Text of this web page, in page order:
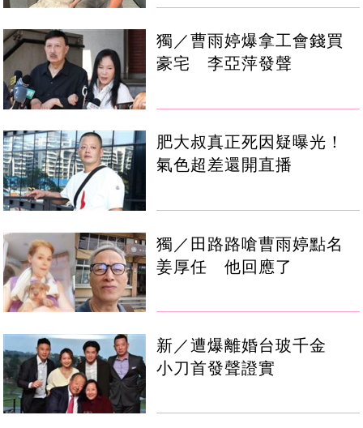
獨／曹雨婷爆拿工會錢買
豪宅 李亞萍發聲
肥大叔真正死因疑曝光！
氣色超差還開直播
獨／田路路嗆曹雨婷點名
姜厚任 他回應了
新／遭爆離婚台玻千金
小刀首發聲證實